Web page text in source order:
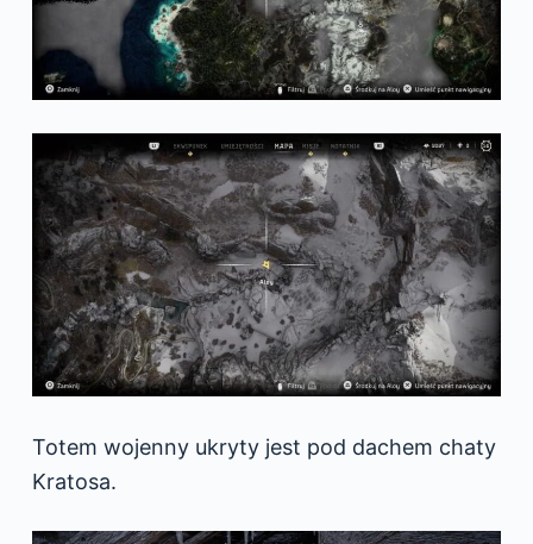
Totem wojenny ukryty jest pod dachem chaty
Kratosa.